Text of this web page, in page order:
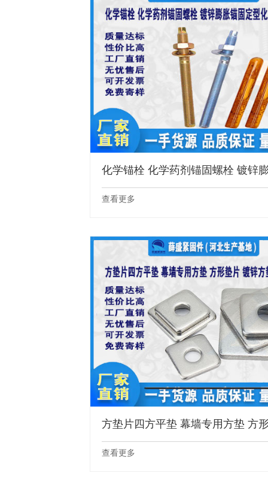
化学锚栓 化学药剂锚固螺栓 镀锌
查看更多
方垫片四方平垫 幕墙专用方垫 方
查看更多